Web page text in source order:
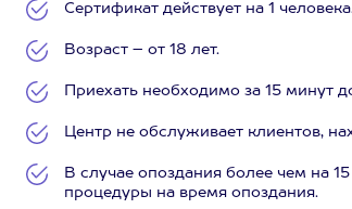
Сертификат действует на 1
Возраст – от 18 лет.
Приехать необходимо за 15 минут
Центр не обслуживает клиентов,
В случае опоздания более чем на
процедуры на время опоздания.